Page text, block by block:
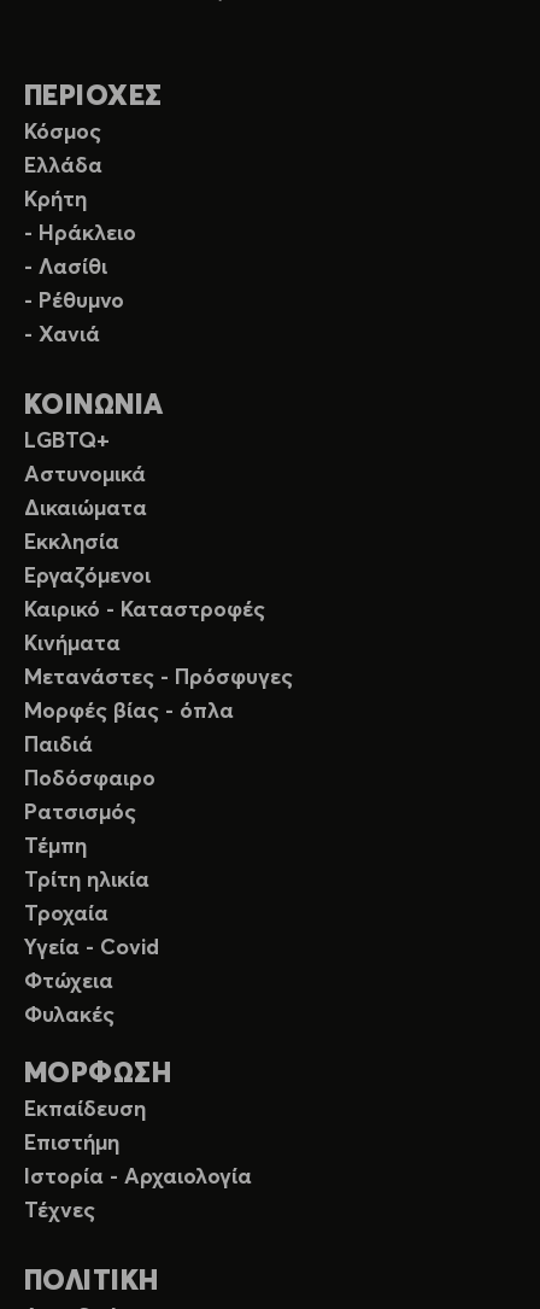
ΠΕΡΙΟΧΕΣ
Κόσμος
Ελλάδα
Κρήτη
- Ηράκλειο
- Λασίθι
- Ρέθυμνο
- Χανιά
ΚΟΙΝΩΝΙΑ
LGBTQ+
Αστυνομικά
Δικαιώματα
Εκκλησία
Εργαζόμενοι
Καιρικό - Καταστροφές
Κινήματα
Μετανάστες - Πρόσφυγες
Μορφές βίας - όπλα
Παιδιά
Ποδόσφαιρο
Ρατσισμός
Τέμπη
Τρίτη ηλικία
Τροχαία
Υγεία - Covid
Φτώχεια
Φυλακές
ΜΟΡΦΩΣΗ
Εκπαίδευση
Επιστήμη
Ιστορία - Αρχαιολογία
Τέχνες
ΠΟΛΙΤΙΚΗ